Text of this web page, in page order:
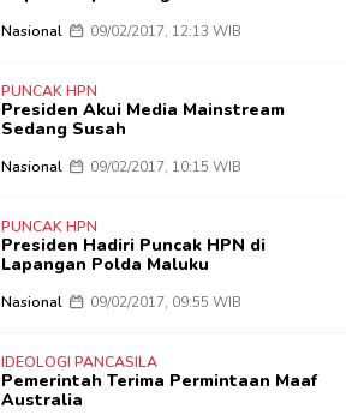
Nasional 09/02/2017, 12:13 WIB
PUNCAK HPN
Presiden Akui Media Mainstream
Sedang Susah
Nasional 09/02/2017, 10:15 WIB
PUNCAK HPN
Presiden Hadiri Puncak HPN di
Lapangan Polda Maluku
Nasional 09/02/2017, 09:55 WIB
IDEOLOGI PANCASILA
Pemerintah Terima Permintaan Maaf
Australia